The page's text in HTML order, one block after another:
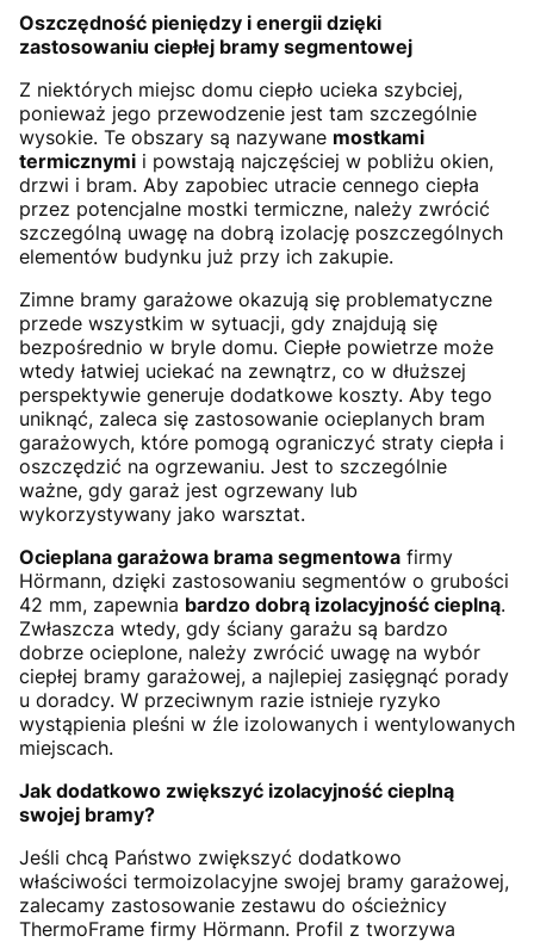
Oszczędność pieniędzy i energii dzięki
zastosowaniu ciepłej bramy segmentowej
Z niektórych miejsc domu ciepło ucieka szybciej,
ponieważ jego przewodzenie jest tam szczególnie
wysokie. Te obszary są nazywane mostkami
termicznymi i powstają najczęściej w pobliżu okien,
drzwi i bram. Aby zapobiec utracie cennego ciepła
przez potencjalne mostki termiczne, należy zwrócić
szczególną uwagę na dobrą izolację poszczególnych
elementów budynku już przy ich zakupie.
Zimne bramy garażowe okazują się problematyczne
przede wszystkim w sytuacji, gdy znajdują się
bezpośrednio w bryle domu. Ciepłe powietrze może
wtedy łatwiej uciekać na zewnątrz, co w dłuższej
perspektywie generuje dodatkowe koszty. Aby tego
uniknąć, zaleca się zastosowanie ocieplanych bram
garażowych, które pomogą ograniczyć straty ciepła i
oszczędzić na ogrzewaniu. Jest to szczególnie
ważne, gdy garaż jest ogrzewany lub
wykorzystywany jako warsztat.
Ocieplana garażowa brama segmentowa firmy
Hörmann, dzięki zastosowaniu segmentów o grubości
42 mm, zapewnia bardzo dobrą izolacyjność cieplną.
Zwłaszcza wtedy, gdy ściany garażu są bardzo
dobrze ocieplone, należy zwrócić uwagę na wybór
ciepłej bramy garażowej, a najlepiej zasięgnąć porady
u doradcy. W przeciwnym razie istnieje ryzyko
wystąpienia pleśni w źle izolowanych i wentylowanych
miejscach.
Jak dodatkowo zwiększyć izolacyjność cieplną
swojej bramy?
Jeśli chcą Państwo zwiększyć dodatkowo
właściwości termoizolacyjne swojej bramy garażowej,
zalecamy zastosowanie zestawu do ościeżnicy
ThermoFrame firmy Hörmann. Profil z tworzywa